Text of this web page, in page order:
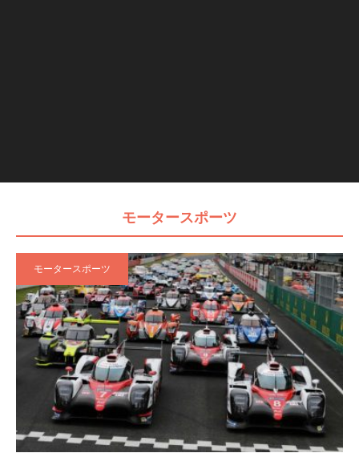
モータースポーツ
モータースポーツ